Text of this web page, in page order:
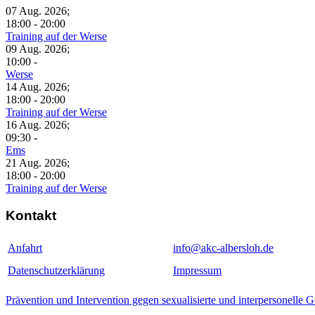
07 Aug. 2026;
18:00 - 20:00
Training auf der Werse
09 Aug. 2026;
10:00 -
Werse
14 Aug. 2026;
18:00 - 20:00
Training auf der Werse
16 Aug. 2026;
09:30 -
Ems
21 Aug. 2026;
18:00 - 20:00
Training auf der Werse
Kontakt
Anfahrt
info@akc-albersloh.de
Datenschutzerklärung
Impressum
Prävention und Intervention gegen sexualisierte und interpersonelle